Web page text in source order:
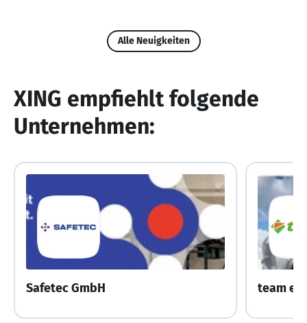
Alle Neuigkeiten
XING empfiehlt folgende
Unternehmen:
Safetec GmbH team